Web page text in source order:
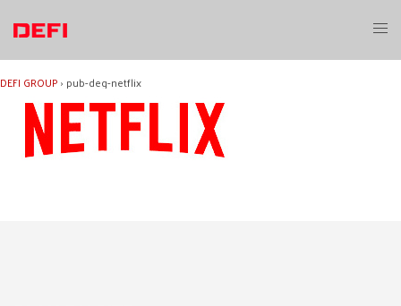
contenu
DEFI GROUP› pub-deg-netflix